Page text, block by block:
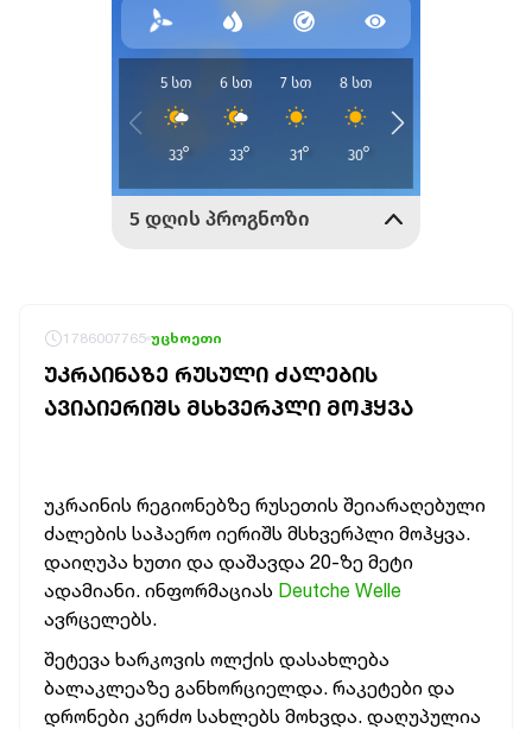
1786007765 უცხოეთი
ᲣᲙᲠᲐᲘᲜᲐᲖᲔ ᲠᲣᲡᲣᲚᲘ ᲫᲐᲚᲔᲑᲘᲡ
ᲐᲕᲘᲐᲘᲔᲠᲘᲨᲡ ᲛᲡᲮᲕᲔᲠᲞᲚᲘ ᲛᲝᲰᲧᲕᲐ
უკრაინის რეგიონებზე რუსეთის შეიარაღებული
ძალების საჰაერო იერიშს მსხვერპლი მოჰყვა.
დაიღუპა ხუთი და დაშავდა 20-ზე მეტი
ადამიანი. ინფორმაციას Deutche Welle
ავრცელებს.
შეტევა ხარკოვის ოლქის დასახლება
ბალაკლეაზე განხორციელდა. რაკეტები და
დრონები კერძო სახლებს მოხვდა. დაღუპულია